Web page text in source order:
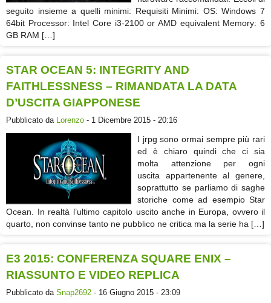
seguito insieme a quelli minimi: Requisiti Minimi: OS: Windows 7
64bit Processor: Intel Core i3-2100 or AMD equivalent Memory: 6
GB RAM […]
STAR OCEAN 5: INTEGRITY AND
FAITHLESSNESS – RIMANDATA LA DATA
D’USCITA GIAPPONESE
Pubblicato da Lorenzo - 1 Dicembre 2015 - 20:16
I jrpg sono ormai sempre più rari
ed è chiaro quindi che ci sia
molta attenzione per ogni
uscita appartenente al genere,
soprattutto se parliamo di saghe
storiche come ad esempio Star
Ocean. In realtà l’ultimo capitolo uscito anche in Europa, ovvero il
quarto, non convinse tanto ne pubblico ne critica ma la serie ha […]
E3 2015: CONFERENZA SQUARE ENIX –
RIASSUNTO E VIDEO REPLICA
Pubblicato da Snap2692 - 16 Giugno 2015 - 23:09